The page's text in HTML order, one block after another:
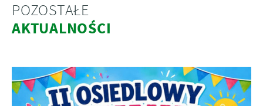
POZOSTAŁE
AKTUALNOŚCI